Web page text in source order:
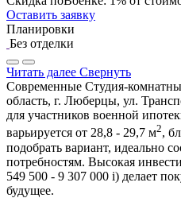
Оставить заявку
Планировки
Без отделки
Читать далее Свернуть
Современные Студия-
область, г. Люберцы, ул.
для участников военной
варьируется от 28,8 - 29,7 м2,
подобрать вариант, идеально
потребностям. Высокая
549 500 - 9 307 000 i) делает
будущее.